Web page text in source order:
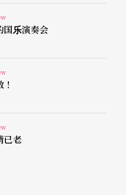
地泄漏出来，先是一点，再
，他的不安与自卑需要很
很大的能量才能在剧场里
，并非大声疾呼扯破喉咙说
视剧里的宰相是不能相提
佛看到一位已婚的哈姆雷
被精炼出来
国乐演奏会
已老